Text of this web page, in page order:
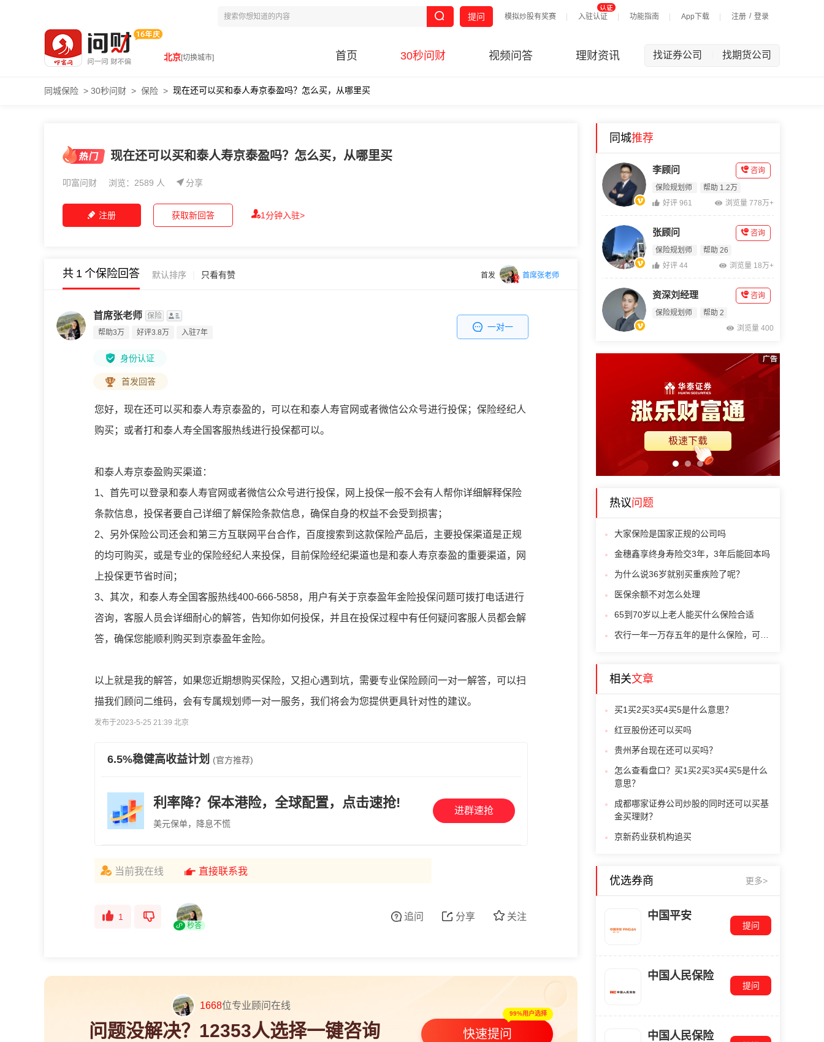
模拟炒股有奖赛 入驻认证 功能指南 App下载 注册 / 登录
提问
北京[切换城市] 首页 30秒问财 视频问答 理财资讯 找证券公司 找期货公司
同城保险 > 30秒问财 > 保险 > 现在还可以买和泰人寿京泰盈吗？怎么买，从哪里买
现在还可以买和泰人寿京泰盈吗？怎么买，从哪里买
叩富问财 浏览：2589 人 分享
注册 1分钟入驻>
获取新回答
共 1 个保险回答 默认排序 只看有赞 首发 首席张老师
一对一
首席张老师 保险
帮助3万
好评3.8万 入驻7年
身份认证
首发回答
您好，现在还可以买和泰人寿京泰盈的，可以在和泰人寿官网或者微信公众号进行投保；保险经纪人
购买；或者打和泰人寿全国客服热线进行投保都可以。
和泰人寿京泰盈购买渠道：
1、首先可以登录和泰人寿官网或者微信公众号进行投保，网上投保一般不会有人帮你详细解释保险
条款信息，投保者要自己详细了解保险条款信息，确保自身的权益不会受到损害；
2、另外保险公司还会和第三方互联网平台合作，百度搜索到这款保险产品后，主要投保渠道是正规
的均可购买，或是专业的保险经纪人来投保，目前保险经纪渠道也是和泰人寿京泰盈的重要渠道，网
上投保更节省时间；
3、其次，和泰人寿全国客服热线400-666-5858，用户有关于京泰盈年金险投保问题可拨打电话进行
咨询，客服人员会详细耐心的解答，告知你如何投保，并且在投保过程中有任何疑问客服人员都会解
答，确保您能顺利购买到京泰盈年金险。
以上就是我的解答，如果您近期想购买保险，又担心遇到坑，需要专业保险顾问一对一解答，可以扫
描我们顾问二维码，会有专属规划师一对一服务，我们将会为您提供更具针对性的建议。
发布于2023-5-25 21:39 北京
6.5%稳健高收益计划 (官方推荐)
利率降？保本港险，全球配置，点击速抢!
美元保单，降息不慌
进群速抢
当前我在线 直接联系我
1
秒答
关注
分享
追问
1668位专业顾问在线
问题没解决？12353人选择一键咨询
99%用户选择
快速提问
同城推荐
李顾问
保险规划师 帮助 1.2万
咨询
好评 961 浏览量 778万+
张顾问
保险规划师 帮助 26
咨询
好评 44 浏览量 18万+
资深刘经理
保险规划师 帮助 2
咨询
浏览量 400
1 3
热议问题
大家保险是国家正规的公司吗
金穗鑫享终身寿险交3年，3年后能回本吗
为什么说36岁就别买重疾险了呢？
医保余额不对怎么处理
65到70岁以上老人能买什么保险合适
相关文章
买1买2买3买4买5是什么意思？
红豆股份还可以买吗
贵州茅台现在还可以买吗？
怎么查看盘口？买1买2买3买4买5是什么
意思？
成都哪家证券公司炒股的同时还可以买基
金买理财？
京新药业获机构追买
优选券商 更多>
中国平安
提问
中国人民保险
提问
中国人民保险